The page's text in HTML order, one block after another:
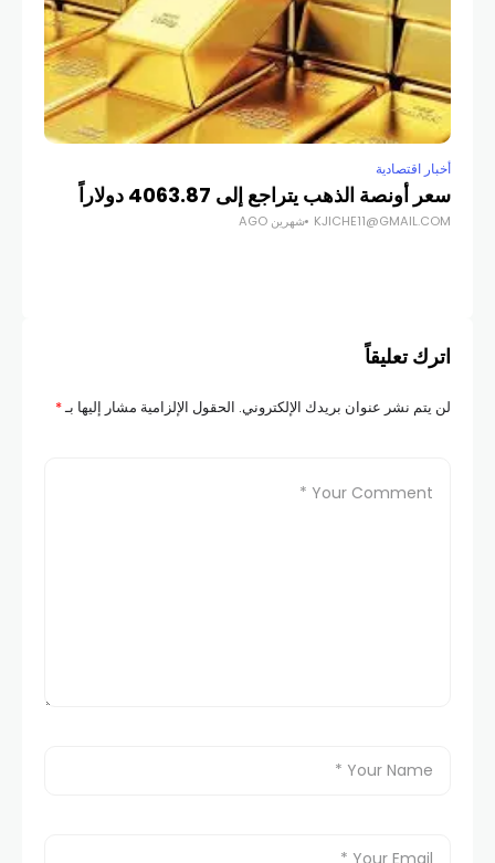
أخبار اقتصادية
سعر أونصة الذهب يتراجع إلى 4063.87 دولاراً
KJICHE11@GMAIL.COM شهرين AGO
اترك تعليقاً
لن يتم نشر عنوان بريدك الإلكتروني. الحقول الإلزامية مشار إليها بـ*